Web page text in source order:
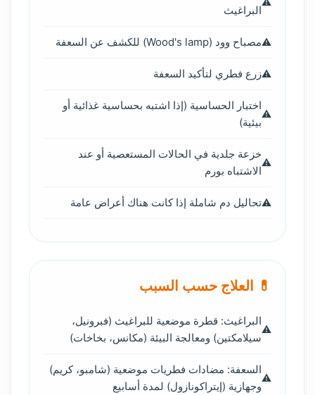
البراغيث
مصباح وود (Wood's lamp) للكشف عن السعفة
زرع فطري لتأكيد السعفة
اختبار الحساسية (إذا اشتبه بحساسية غذائية أو
بيئية)
خزعة جلدية في الحالات المستعصية أو عند
الاشتباه بورم
تحاليل دم شاملة إذا كانت هناك أعراض عامة
💊 العلاج حسب السبب
البراغيث: قطرة موضعية للبراغيث (فبرونيل،
سيلامكتين) ومعالجة البيئة (مكانس، بخاخات)
السعفة: مضادات فطريات موضعية (شامبو، كريم)
وجهازية (إيتراكونازول) لمدة أسابيع